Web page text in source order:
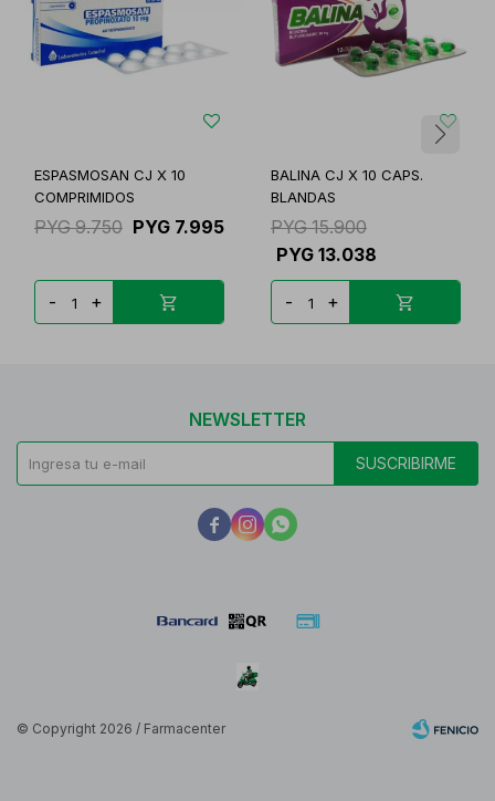
ESPASMOSAN CJ X 10
COMPRIMIDOS
PYG 9.750 PYG 7.995
- +
BALINA CJ X 10 CAPS.
BLANDAS
PYG 15.900
PYG 13.038
- +
NEWSLETTER
SUSCRIBIRME
  
© Copyright 2026 / Farmacenter